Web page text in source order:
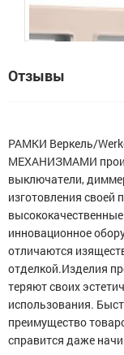
Отзывы
товар, поделитесь
покупатели будут
Написать отзыв
Мой отзыв о
черное стекло
Общая оценка
поможет другим
Обратите внимание
заявленным
Мы не публикуем
буквами или
оскорбления.
РАМКИ Веркель/
МЕХАНИЗМАМИ
выключатели,
изготовления своей
инновационное
отличаются
отделкой.Изделия
теряют своих
использования.
преимущество
справится даже